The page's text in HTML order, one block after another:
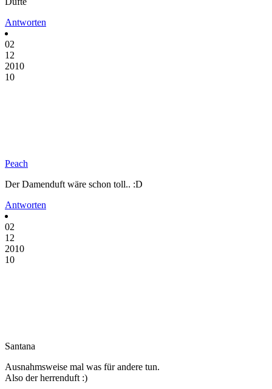
Antworten
02
12
2010
10
Peach
Der Damenduft wäre schon toll.. :D
Antworten
02
12
2010
10
Santana
Ausnahmsweise mal was für andere tun.
Also der herrenduft :)